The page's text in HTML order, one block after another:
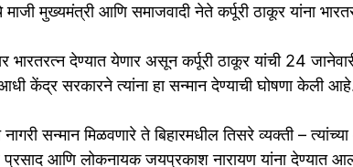
माजी मुख्यमंत्री आणि समाजवादी नेते कर्पूरी ठाकूर यांना
भारतरत्न देण्यात येणार असून कर्पूरी ठाकूर यांची 24
केंद्र सरकारने त्यांना हा सन्मान देण्याची घोषणा केली
नागरी सन्मान मिळवणारे ते बिहारमधील तिसरे व्यक्ती –
प्रसाद आणि लोकनायक जयप्रकाश नारायण यांना देण्यात